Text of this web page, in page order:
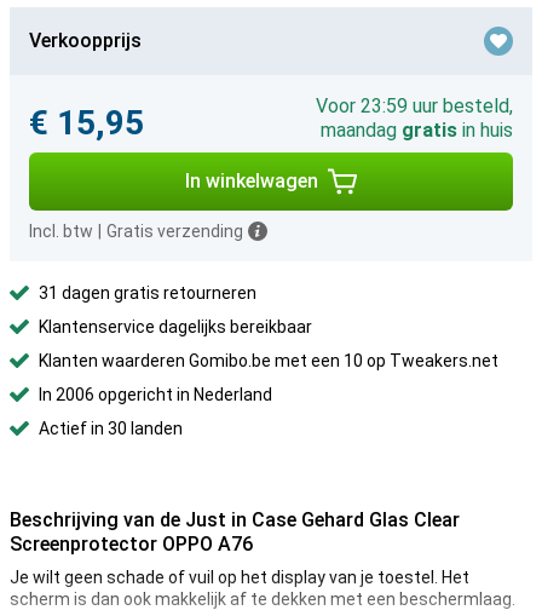
Verkoopprijs
€ 15,95
Voor 23:59 uur besteld,
maandag gratis in huis
In winkelwagen
Incl. btw Gratis verzending
31 dagen gratis retourneren
Klantenservice dagelijks bereikbaar
Klanten waarderen Gomibo.be met een 10 op Tweakers.net
In 2006 opgericht in Nederland
Actief in 30 landen
Beschrijving van de Just in Case Gehard Glas Clear
Screenprotector OPPO A76
Je wilt geen schade of vuil op het display van je toestel. Het
scherm is dan ook makkelijk af te dekken met een beschermlaag.